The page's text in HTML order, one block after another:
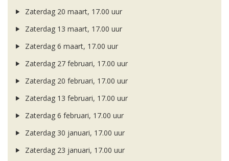
Zaterdag 20 maart, 17.00 uur
Zaterdag 13 maart, 17.00 uur
Zaterdag 6 maart, 17.00 uur
Zaterdag 27 februari, 17.00 uur
Zaterdag 20 februari, 17.00 uur
Zaterdag 13 februari, 17.00 uur
Zaterdag 6 februari, 17.00 uur
Zaterdag 30 januari, 17.00 uur
Zaterdag 23 januari, 17.00 uur